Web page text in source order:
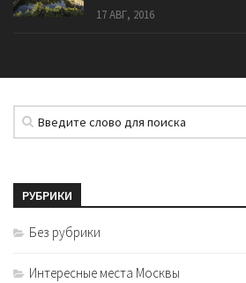
17 АВГ, 2016
РУБРИКИ
Без рубрики
Интересные места Москвы